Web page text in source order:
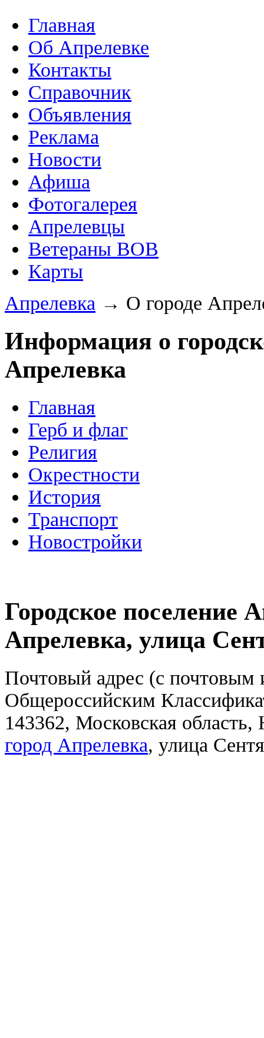
Главная
Об Апрелевке
Контакты
Справочник
Объявления
Реклама
Новости
Афиша
Фотогалерея
Апрелевцы
Ветераны ВОВ
Карты
Апрелевка → О городе
Информация о
Апрелевка
Главная
Герб и флаг
Религия
Окрестности
История
Транспорт
Новостройки
Городское поселение
Апрелевка, улица
Почтовый адрес (с почтовым
Общероссийским
143362, Московская
город Апрелевка, улица